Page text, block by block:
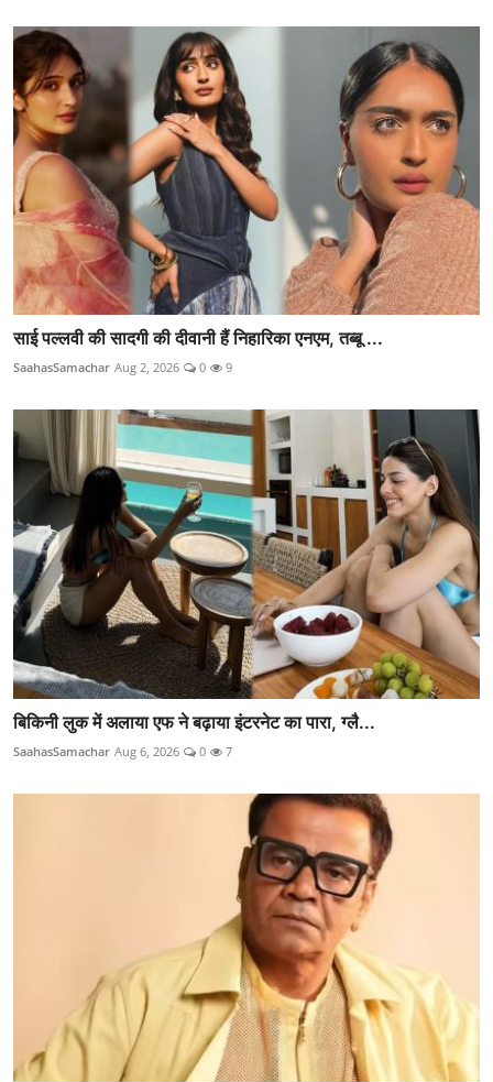
साई पल्लवी की सादगी की दीवानी हैं निहारिका एनएम, तब्बू ...
SaahasSamachar Aug 2, 2026 0 9
बिकिनी लुक में अलाया एफ ने बढ़ाया इंटरनेट का पारा, ग्लै...
SaahasSamachar Aug 6, 2026 0 7